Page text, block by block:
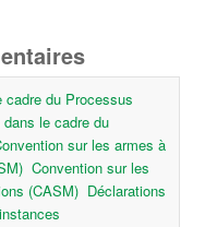
cadre du Processus
le cadre du
sur les armes à
Convention sur les
(CASM) Déclarations